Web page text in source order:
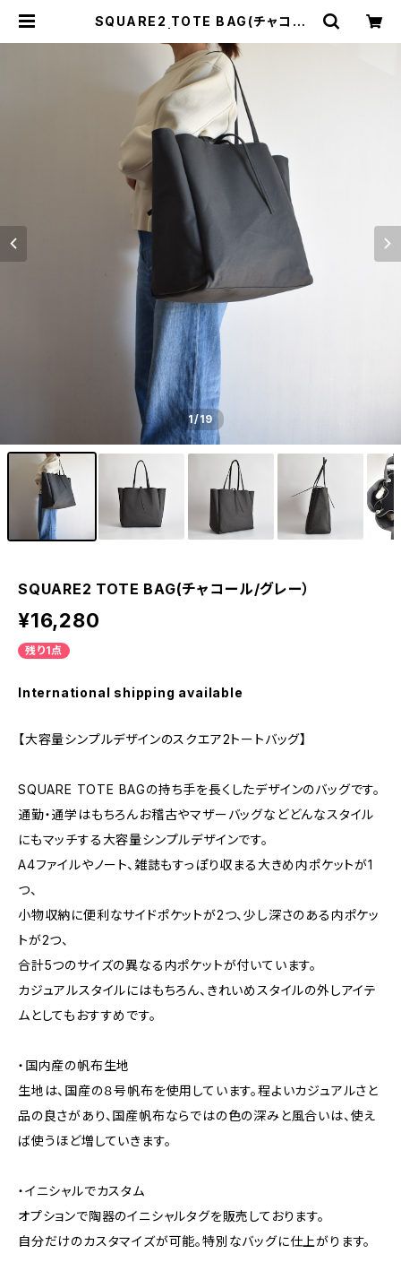
SQUARE2 TOTE BAG(チャコー
（シェリ エメ トリップ）ONLINE STO
RE
1/19
SQUARE2 TOTE BAG(チャコール/グレー）
¥16,280
残り1点
International shipping available
【大容量シンプルデザインのスクエア2トートバッグ】
SQUARE TOTE BAGの持ち手を長くしたデザインのバッグです。
通勤・通学はもちろんお稽古やマザーバッグなどどんなスタイル
にもマッチする大容量シンプルデザインです。
A4ファイルやノート、雑誌もすっぽり収まる大きめ内ポケットが1
つ、
小物収納に便利なサイドポケットが2つ、少し深さのある内ポケッ
トが2つ、
合計5つのサイズの異なる内ポケットが付いています。
カジュアルスタイルにはもちろん、きれいめスタイルの外しアイテ
ムとしてもおすすめです。
・国内産の帆布生地
生地は、国産の８号帆布を使用しています。程よいカジュアルさと
品の良さがあり、国産帆布ならではの色の深みと風合いは、使え
ば使うほど増していきます。
・イニシャルでカスタム
オプションで陶器のイニシャルタグを販売しております。
自分だけのカスタマイズが可能。特別なバッグに仕上がります。